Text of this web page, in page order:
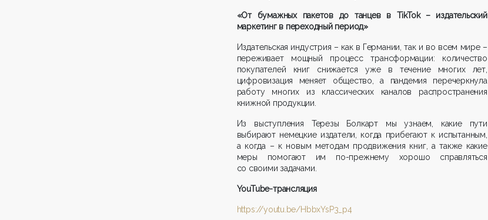
«От бумажных пакетов до танцев в TikTok – издательский
маркетинг в переходный период»
Издательская индустрия – как в Германии, так и во всем мире –
переживает мощный процесс трансформации: количество
покупателей книг снижается уже в течение многих лет,
цифровизация меняет общество, а пандемия перечеркнула
работу многих из классических каналов распространения
книжной продукции.
Из выступления Терезы Болкарт мы узнаем, какие пути
выбирают немецкие издатели, когда прибегают к испытанным,
а когда – к новым методам продвижения книг, а также какие
меры помогают им по-прежнему хорошо справляться
со своими задачами.
YouTube-трансляция
https://youtu.be/HbbxYsP3_p4